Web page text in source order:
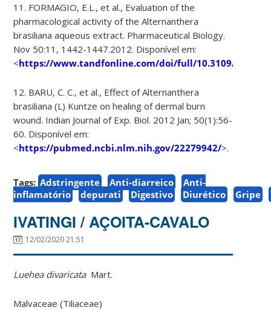
11. FORMAGIO, E.L., et al., Evaluation of the
pharmacological activity of the Alternanthera
brasiliana aqueous extract. Pharmaceutical Biology.
Nov 50:11, 1442-1447.2012. Disponível em:
<https://www.tandfonline.com/doi/full/10.3109/
12. BARU, C. C., et al., Effect of Alternanthera
brasiliana (L) Kuntze on healing of dermal burn
wound. Indian Journal of Exp. Biol. 2012 Jan; 50(1):56-
60. Disponível em:
<https://pubmed.ncbi.nlm.nih.gov/22279942/>.
Tags: Adstringente Anti-diarreico
Anti-
inflamatório
depurati Digestivo Diurético Gripe
IVATINGI / AÇOITA-CAVALO
12/02/2020 21:51
Luehea divaricataMart.
Malvaceae (Tiliaceae)